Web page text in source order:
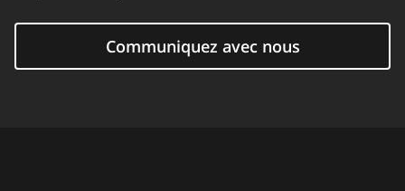
Communiquez avec nous